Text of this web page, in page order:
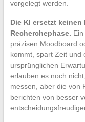
vorgelegt werden.
Die KI ersetzt
Recherchephase.
präzisen Moodboard
kommt, spart Zeit und
ursprünglichen
erlauben es noch
messen, aber die von
berichten von besser